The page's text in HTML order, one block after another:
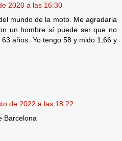
2020 a las 16:30
mundo de la moto. Me agradaria
un hombre sí puede ser que no
años. Yo tengo 58 y mido 1,66 y
de 2022 a las 18:22
Barcelona